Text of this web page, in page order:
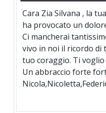
Cara Zia Silvana , la
ha provocato un
Ci mancherai
vivo in noi il ricordo di
tuo coraggio. Ti
Un abbraccio forte